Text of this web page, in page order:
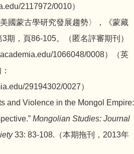
2117972/0010）
國蒙古學研究發展趨勢〉，《蒙藏
期，頁86-105。（匿名評審期刊）
1066048/0008）（英
29194302/0027）
and Violence in the Mongol Empire:
Mongolian Studies: Journal
33: 83-108.（本期拖刊，2013年